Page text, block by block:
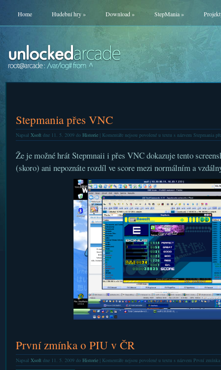
Home Hudební hry» Download» StepMania»
Stepmania přes VNC
Napsal Xsoftdne 11. 5. 2009 do Historie| Komentáře nejsou povolenéu textu s názvem Stepmania
Že je možné hrát Stepmnaii i přes VNC dokazuje tento
(skoro) ani nepoznáte rozdíl ve score mezi normálním a
První zmínka o PIU v ČR
Napsal Xsoftdne 11. 5. 2009 do Historie| Komentáře nejsou povolenéu textu s názvem První